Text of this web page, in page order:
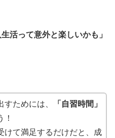
生活って意外と楽しいかも」
ためには、
「自習時間」
！
けて満足するだけだと、成